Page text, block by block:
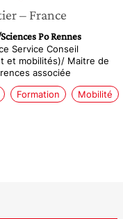
– France
Po Rennes
Service Conseil
et mobilités)/ Maitre de
associée
Formation Mobilité